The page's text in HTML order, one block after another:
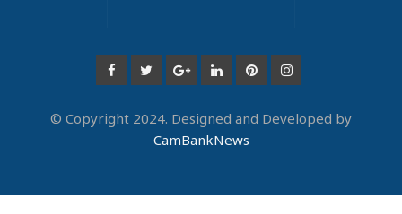
© Copyright 2024. Designed and Developed by
CamBankNews